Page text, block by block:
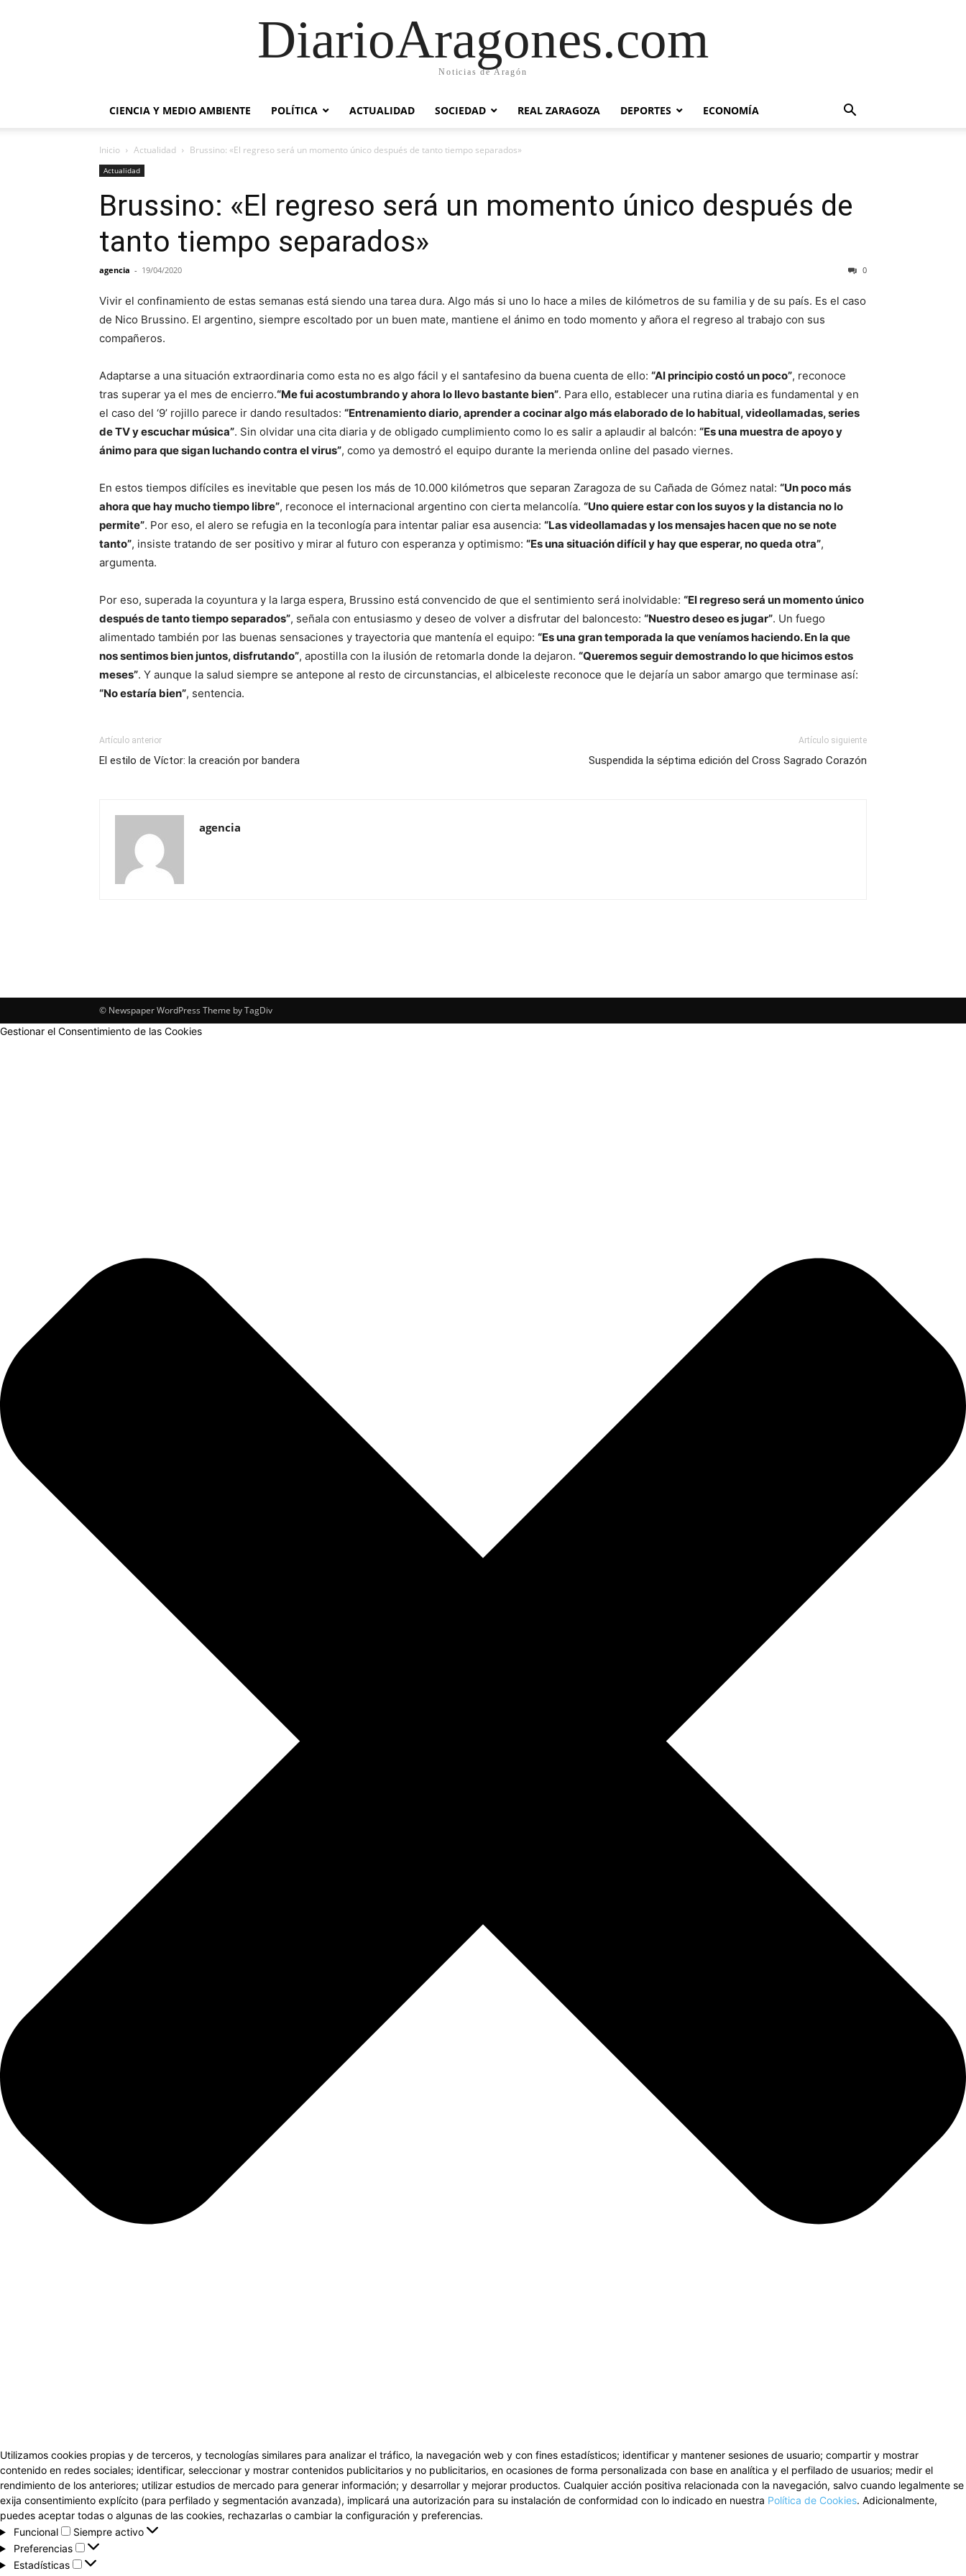
DiarioAragones.com
Noticias de Aragón
CIENCIA Y MEDIO AMBIENTE POLÍTICA ACTUALIDAD SOCIEDAD REAL ZARAGOZA DEPORTES ECONOMÍA
Inicio Actualidad Brussino: «El regreso será un momento único después de tanto tiempo separados»
Actualidad
Brussino: «El regreso será un momento único después de
tanto tiempo separados»
agencia - 19/04/2020 0
Vivir el confinamiento de estas semanas está siendo una tarea dura. Algo más si uno lo hace a miles de kilómetros de su familia y de su país. Es el caso
de Nico Brussino. El argentino, siempre escoltado por un buen mate, mantiene el ánimo en todo momento y añora el regreso al trabajo con sus
compañeros.
Adaptarse a una situación extraordinaria como esta no es algo fácil y el santafesino da buena cuenta de ello: “Al principio costó un poco”, reconoce
tras superar ya el mes de encierro.“Me fui acostumbrando y ahora lo llevo bastante bien”. Para ello, establecer una rutina diaria es fundamental y en
el caso del ‘9’ rojillo parece ir dando resultados: “Entrenamiento diario,aprender a cocinar algo más elaborado de lo habitual,videollamadas, series
de TV y escuchar música”. Sin olvidar una cita diaria y de obligado cumplimiento como lo es salir a aplaudir al balcón: “Es una muestra de apoyo y
ánimo para que sigan luchando contra el virus”, como ya demostró el equipo durante la merienda online del pasado viernes.
En estos tiempos difíciles es inevitable que pesen los más de 10.000 kilómetros que separan Zaragoza de su Cañada de Gómez natal: “Un poco más
ahora que hay mucho tiempo libre”, reconoce el internacional argentino con cierta melancolía. “Uno quiere estar con los suyos y la distancia no lo
permite”. Por eso, el alero se refugia en la teconlogía para intentar paliar esa ausencia: “Las videollamadas y los mensajes hacen que no se note
tanto”, insiste tratando de ser positivo y mirar al futuro con esperanza y optimismo: “Es una situación difícil y hay que esperar, no queda otra”,
argumenta.
Por eso, superada la coyuntura y la larga espera, Brussino está convencido de que el sentimiento será inolvidable: “El regreso será un momento único
después de tanto tiempo separados”, señala con entusiasmo y deseo de volver a disfrutar del baloncesto: “Nuestro deseo es jugar”. Un fuego
alimentado también por las buenas sensaciones y trayectoria que mantenía el equipo: “Es una gran temporada la que veníamos haciendo. En la que
nos sentimos bien juntos, disfrutando”, apostilla con la ilusión de retomarla donde la dejaron. “Queremos seguir demostrando lo que hicimos estos
meses”. Y aunque la salud siempre se antepone al resto de circunstancias, el albiceleste reconoce que le dejaría un sabor amargo que terminase así:
“No estaría bien”, sentencia.
Artículo anterior
El estilo de Víctor: la creación por bandera
Artículo siguiente
Suspendida la séptima edición del Cross Sagrado Corazón
agencia
© Newspaper WordPress Theme by TagDiv
Gestionar el Consentimiento de las Cookies
Utilizamos cookies propias y de terceros, y tecnologías similares para analizar el tráfico, la navegación web y con fines estadísticos; identificar y mantener sesiones de usuario; compartir y mostrar
contenido en redes sociales; identificar, seleccionar y mostrar contenidos publicitarios y no publicitarios, en ocasiones de forma personalizada con base en analítica y el perfilado de usuarios; medir el
rendimiento de los anteriores; utilizar estudios de mercado para generar información; y desarrollar y mejorar productos. Cualquier acción positiva relacionada con la navegación, salvo cuando legalmente se
exija consentimiento explícito (para perfilado y segmentación avanzada), implicará una autorización para su instalación de conformidad con lo indicado en nuestra Política de Cookies. Adicionalmente,
puedes aceptar todas o algunas de las cookies, rechazarlas o cambiar la configuración y preferencias.
Funcional
Funcional
Siempre activo
Preferencias
Preferencias
Estadísticas
Estadísticas